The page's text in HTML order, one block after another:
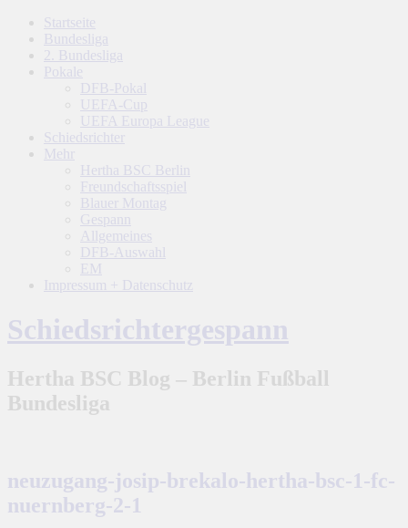
Startseite
Bundesliga
2. Bundesliga
Pokale
DFB-Pokal
UEFA-Cup
UEFA Europa League
Schiedsrichter
Mehr
Hertha BSC Berlin
Freundschaftsspiel
Blauer Montag
Gespann
Allgemeines
DFB-Auswahl
EM
Impressum + Datenschutz
Schiedsrichtergespann
Hertha BSC Blog – Berlin Fußball
Bundesliga
neuzugang-josip-brekalo-hertha-bsc-1-fc-
nuernberg-2-1